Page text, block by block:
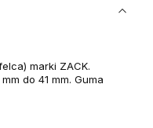
marki ZACK.
do 41 mm. Guma